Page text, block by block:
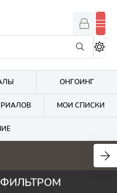
ОНГОИНГ
МОИ СПИСКИ